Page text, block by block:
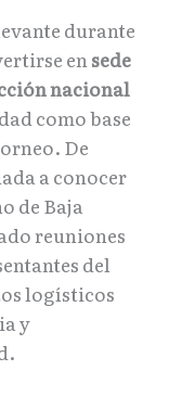
durante
ensede
nacional
como base
De
a conocer
de Baja
reuniones
del
logísticos
y